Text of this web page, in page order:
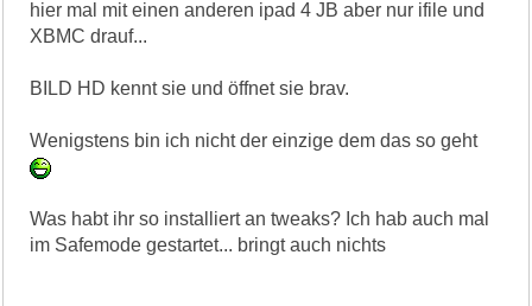
hier mal mit einen anderen ipad 4 JB aber nur ifile und
XBMC drauf...
BILD HD kennt sie und öffnet sie brav.
Wenigstens bin ich nicht der einzige dem das so geht
Was habt ihr so installiert an tweaks? Ich hab auch mal
im Safemode gestartet... bringt auch nichts